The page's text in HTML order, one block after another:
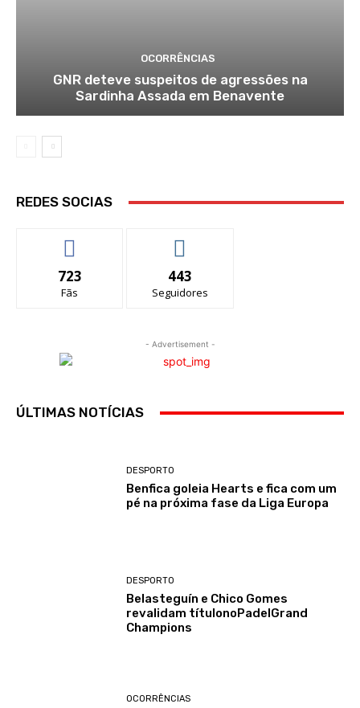
OCORRÊNCIAS
GNR deteve suspeitos de agressões na
Sardinha Assada em Benavente
REDES SOCIAS
723
Fãs
443
Seguidores
- Advertisement -
ÚLTIMAS NOTÍCIAS
DESPORTO
Benfica goleia Hearts e fica com um
pé na próxima fase da Liga Europa
DESPORTO
Belasteguín e Chico Gomes
revalidam títulonoPadelGrand
Champions
OCORRÊNCIAS